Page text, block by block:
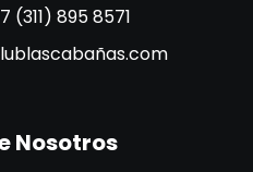
(311) 895 8571
Nosotros